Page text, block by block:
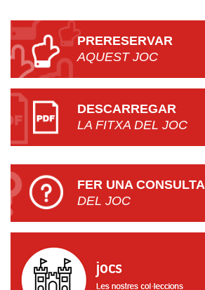
PRERESERVAR
AQUEST JOC
DESCARREGAR
LA FITXA DEL JOC
FER UNA CONSULTA
DEL JOC